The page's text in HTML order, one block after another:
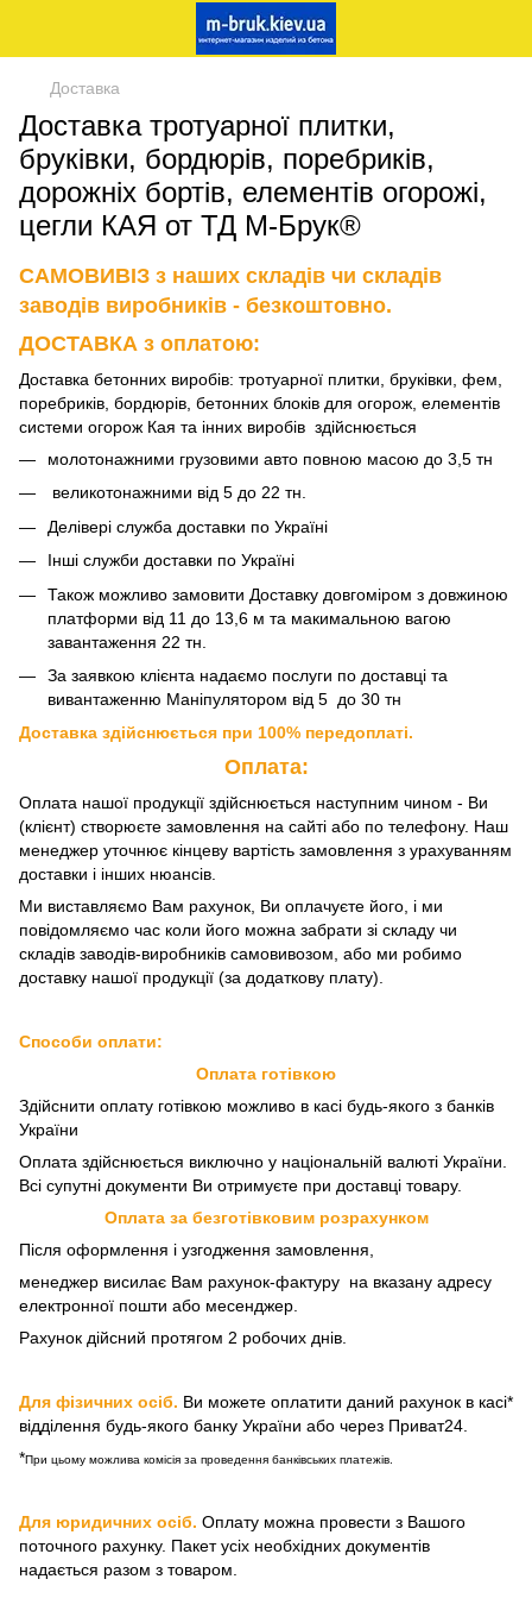
Доставка
Доставка тротуарної плитки,
бруківки, бордюрів, поребриків,
дорожніх бортів, елементів огорожі,
цегли КАЯ от ТД М-Брук®
САМОВИВІЗ з наших складів чи складів
заводів виробників - безкоштовно.
ДОСТАВКА з оплатою:
Доставка бетонних виробів: тротуарної плитки, бруківки, фем,
поребриків, бордюрів, бетонних блоків для огорож, елементів
системи огорож Кая та інних виробів здійснюється
молотонажними грузовими авто повною масою до 3,5 тн
великотонажними від 5 до 22 тн.
Делівері служба доставки по Україні
Інші служби доставки по Україні
Також можливо замовити Доставку довгоміром з довжиною
платформи від 11 до 13,6 м та макимальною вагою
завантаження 22 тн.
За заявкою клієнта надаємо послуги по доставці та
вивантаженню Маніпулятором від 5 до 30 тн
Доставка здійснюється при 100% передоплаті.
Оплата:
Оплата нашої продукції здійснюється наступним чином - Ви
(клієнт) створюєте замовлення на сайті або по телефону. Наш
менеджер уточнює кінцеву вартість замовлення з урахуванням
доставки і інших нюансів.
Ми виставляємо Вам рахунок, Ви оплачуєте його, і ми
повідомляємо час коли його можна забрати зі складу чи
складів заводів-виробників самовивозом, або ми робимо
доставку нашої продукції (за додаткову плату).
Способи оплати:
Оплата готівкою
Здійснити оплату готівкою можливо в касі будь-якого з банків
України
Оплата здійснюється виключно у національній валюті України.
Всі супутні документи Ви отримуєте при доставці товару.
Оплата за безготівковим розрахунком
Після оформлення і узгодження замовлення,
менеджер висилає Вам рахунок-фактуру на вказану адресу
електронної пошти або месенджер.
Рахунок дійсний протягом 2 робочих днів.
Для фізичних осіб. Ви можете оплатити даний рахунок в касі*
відділення будь-якого банку України або через Приват24.
*При цьому можлива комісія за проведення банківських платежів.
Для юридичних осіб. Оплату можна провести з Вашого
поточного рахунку. Пакет усіх необхідних документів
надається разом з товаром.